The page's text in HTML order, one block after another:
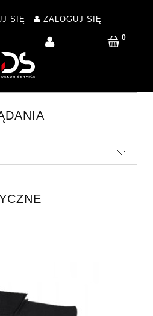
SIĘ ZALOGUJ SIĘ